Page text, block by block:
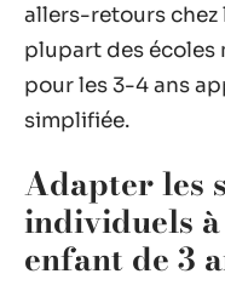
allers-retours chez
plupart des
pour les 3-4 ans
simplifiée.
Adapter les
individuels
enfant de 3